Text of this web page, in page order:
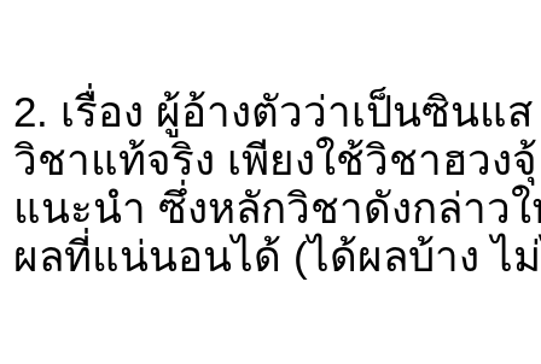
2. เรื่อง ผู้อ้างตัวว่าเป็นซินแ
วิชาแท้จริง เพียงใช้วิชาฮวง
แนะนำ ซึ่งหลักวิชาดังกล่าว
ผลที่แน่นอนได้ (ได้ผลบ้าง ไ